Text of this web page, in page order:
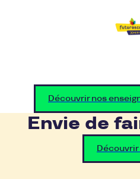
Découvrir nos
Envie de
Découvrir